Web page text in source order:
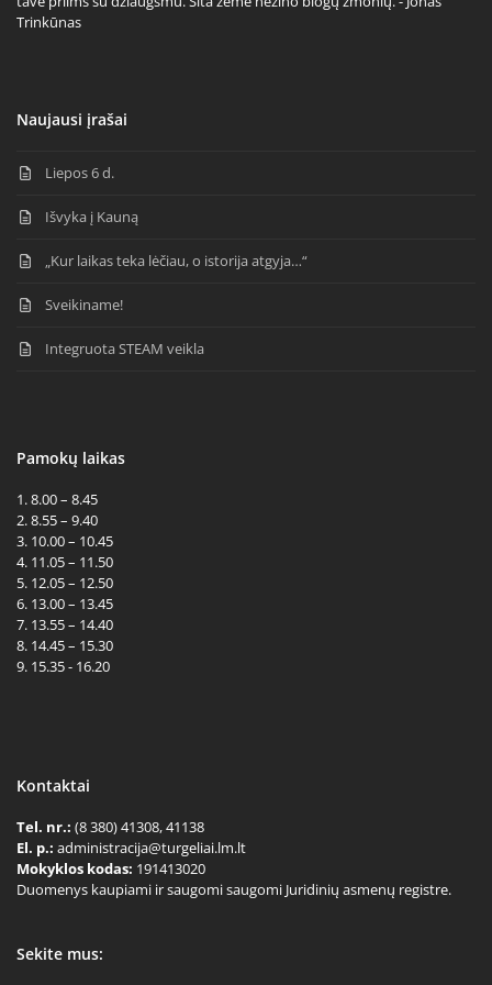
Trinkūnas
Naujausi įrašai
Liepos 6 d.
Išvyka į Kauną
„Kur laikas teka lėčiau, o istorija atgyja…“
Sveikiname!
Integruota STEAM veikla
Pamokų laikas
1. 8.00 – 8.45
2. 8.55 – 9.40
3. 10.00 – 10.45
4. 11.05 – 11.50
5. 12.05 – 12.50
6. 13.00 – 13.45
7. 13.55 – 14.40
8. 14.45 – 15.30
9. 15.35 - 16.20
Kontaktai
Tel. nr.: (8 380) 41308, 41138
El. p.: administracija@turgeliai.lm.lt
Mokyklos kodas: 191413020
Duomenys kaupiami ir saugomi saugomi Juridinių asmenų registre.
Sekite mus: